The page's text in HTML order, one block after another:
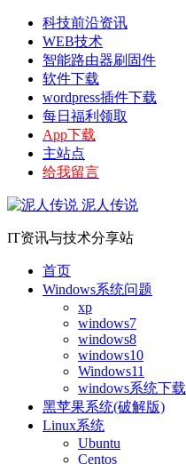
科技前沿资讯
WEB技术
智能路由器刷固件
软件下载
wordpress插件下载
每日福利领取
App下载
主站点
给我留言
泥人传说
IT资讯与技术分享站
首页
Windows系统问题
xp
windows7
windows8
windows10
Windows11
windows系统下载
黑苹果系统(破解版)
Linux系统
Ubuntu
Centos